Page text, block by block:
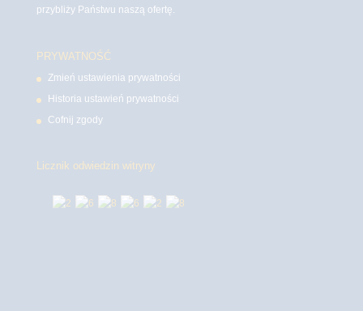
przybliży Państwu naszą ofertę.
PRYWATNOŚĆ
Zmień ustawienia prywatności
Historia ustawień prywatności
Cofnij zgody
Licznik odwiedzin witryny